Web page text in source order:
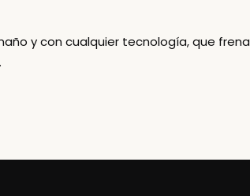
y con cualquier tecnología, que frena